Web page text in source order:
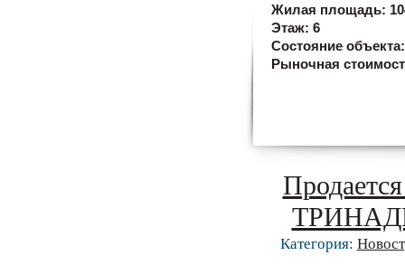
Жилая площадь:
Этаж: 6
Состояние
Рыночная
Категория: